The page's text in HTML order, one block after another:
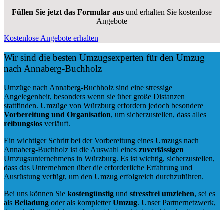
Füllen Sie jetzt das Formular aus und erhalten Sie kostenlose
Angebote
Kostenlose Angebote erhalten
Wir sind die besten Umzugsexperten für den Umzug
nach Annaberg-Buchholz
Umzüge nach Annaberg-Buchholz sind eine stressige
Angelegenheit, besonders wenn sie über große Distanzen
stattfinden. Umzüge von Würzburg erfordern jedoch besondere
Vorbereitung und Organisation, um sicherzustellen, dass alles
reibungslos verläuft.
Ein wichtiger Schritt bei der Vorbereitung eines Umzugs nach
Annaberg-Buchholz ist die Auswahl eines zuverlässigen
Umzugsunternehmens in Würzburg. Es ist wichtig, sicherzustellen,
dass das Unternehmen über die erforderliche Erfahrung und
Ausrüstung verfügt, um den Umzug erfolgreich durchzuführen.
Bei uns können Sie kostengünstig und stressfrei umziehen, sei es
als Beiladung oder als kompletterUmzug. Unser Partnernetzwerk,